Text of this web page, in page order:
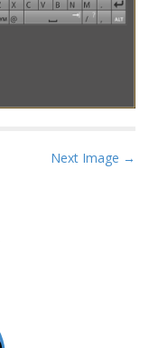
Next Image →